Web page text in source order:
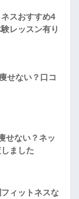
ネスおすすめ4
レッスン有り
せない？口コ
せない？ネッ
ました
フィットネスな